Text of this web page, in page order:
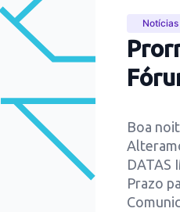
Notícias
Boa
DATAS
Prazo